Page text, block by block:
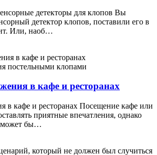
детекторы для клопов Вы
детектор клопов, поставили его в
Или, наоб…
постельными клопами
в кафе и ресторанах
в кафе и ресторанах Посещение кафе или
приятные впечатления, однако
может бы…